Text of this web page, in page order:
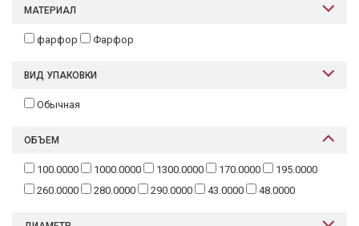
МАТЕРИАЛ
фарфор Фарфор
ВИД УПАКОВКИ
Обычная
ОБЪЕМ
100.0000 1000.0000 1300.0000 170.0000
195.0000
260.0000
280.0000 290.0000 43.0000 48.0000